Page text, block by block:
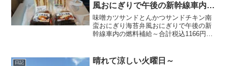
風おにぎりで午後の新幹線車内の
燃料補給～
味噌カツサンドとんかつサンドチキン南
蛮おにぎり海苔弁風おにぎりで午後の新
幹線車内の燃料補給～合計税込1166円な
南蛮 #海苔弁 #のり弁 #おにぎ...
日記 晴れて涼しい火曜日～